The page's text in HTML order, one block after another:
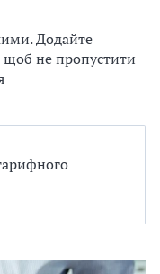
Додайте
щоб не пропустити